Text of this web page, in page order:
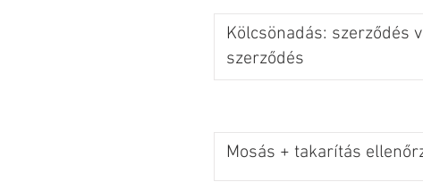
Kölcsönadás: szerződés
szerződés
Mosás + takarítás